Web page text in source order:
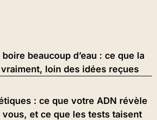
beaucoup d’eau : ce que la
loin des idées reçues
: ce que votre ADN révèle
et ce que les tests taisent